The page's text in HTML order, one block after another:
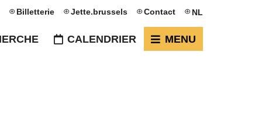
Billetterie Jette.brussels Contact NL
CALENDRIER MENU